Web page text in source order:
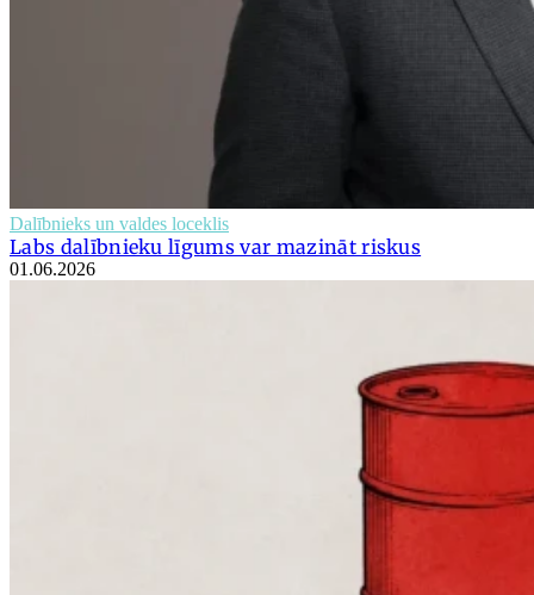
Dalībnieks un valdes loceklis
Labs dalībnieku līgums var mazināt riskus
01.06.2026